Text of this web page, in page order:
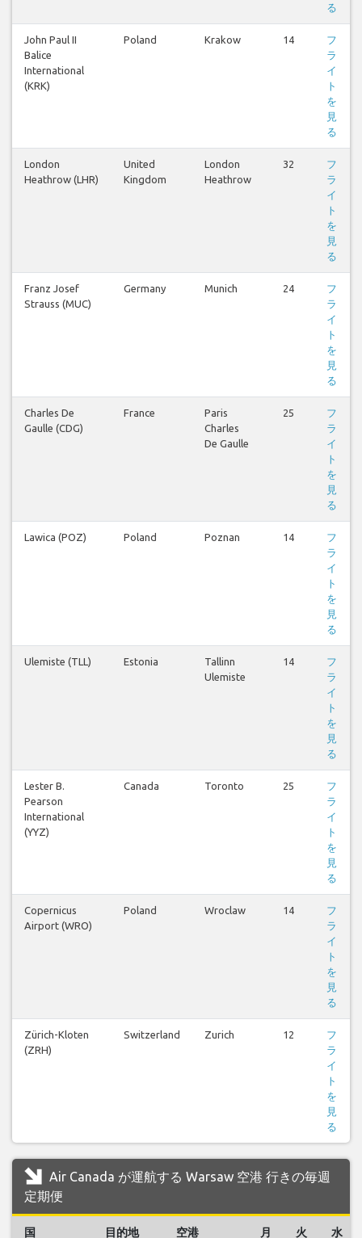
る
John Paul II
Balice
International
(KRK)
Poland Krakow 14
フ
ラ
イ
ト
を
見
る
London
Heathrow (LHR)
United
Kingdom
London
Heathrow
32
フ
ラ
イ
ト
を
見
る
Franz Josef
Strauss (MUC)
Germany Munich 24
フ
ラ
イ
ト
を
見
る
Charles De
Gaulle (CDG)
France
Paris
Charles
De Gaulle
25
フ
ラ
イ
ト
を
見
る
Lawica (POZ) Poland Poznan 14
フ
ラ
イ
ト
を
見
る
Ulemiste (TLL) Estonia
Tallinn
Ulemiste
14
フ
ラ
イ
ト
を
見
る
Lester B.
Pearson
International
(YYZ)
Canada Toronto 25
フ
ラ
イ
ト
を
見
る
Copernicus
Airport (WRO)
Poland Wroclaw 14
フ
ラ
イ
ト
を
見
る
Zürich-Kloten
(ZRH)
Switzerland Zurich 12
フ
ラ
イ
ト
を
見
る
Air Canada が運航する Warsaw 空港 行きの毎週
定期便
国 目的地 空港 月 火 水